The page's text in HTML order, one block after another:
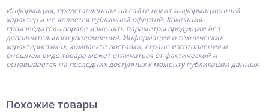
Информация, представленная на сайте носит информационный
характер и не является публичной офертой. Компания-
производитель вправе изменять параметры продукции без
дополнительного уведомления. Информация о технических
характеристиках, комплекте поставки, стране изготовления и
внешнем виде товара может отличаться от фактической и
основывается на последних доступных к моменту публикации данных.
Похожие товары